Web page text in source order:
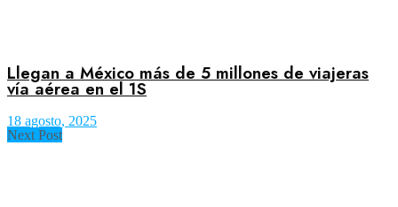
Llegan a México más de 5 millones de viajeras
vía aérea en el 1S
18 agosto, 2025
Next Post